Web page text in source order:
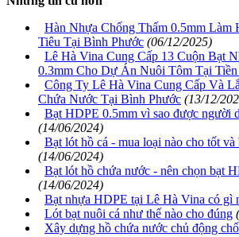
Hàn Nhựa Chống Thấm 0.5mm
Tiêu Tại Bình Phước (06/12/2025)
Lê Hà Vina Cung Cấp 13 Cuộn Bạt
0.3mm Cho Dự Án Nuôi Tôm Tại
Công Ty Lê Hà Vina Cung Cấp Và
Chứa Nước Tại Bình Phước (13/12/
Bạt HDPE 0.5mm vì sao được người
(14/06/2024)
Bạt lót hồ cá - mua loại nào cho tốt
(14/06/2024)
Bạt lót hồ chứa nước - nên chọn bạt
(14/06/2024)
Bạt nhựa HDPE tại Lê Hà Vina có gì
Lót bạt nuôi cá như thế nào cho đúng
Xây dựng hồ chứa nước chủ động